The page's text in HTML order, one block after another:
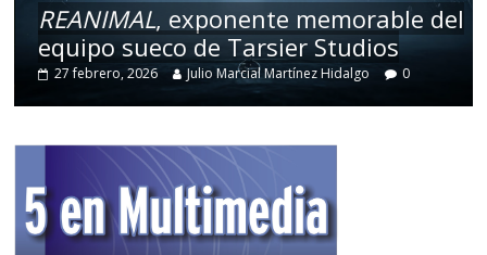
REANIMAL, exponente memorable del
equipo sueco de Tarsier Studios
27 febrero, 2026 Julio Marcial Martínez Hidalgo 0